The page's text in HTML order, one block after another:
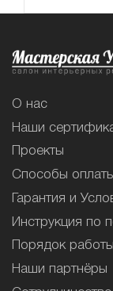
О нас
Наши
Проекты
Способы
Гарантия и
Инструкция по
Порядок
Наши партнёры